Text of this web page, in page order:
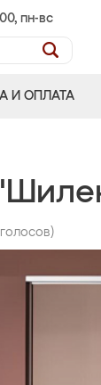
пн-вс
И ОПЛАТА
голосов)